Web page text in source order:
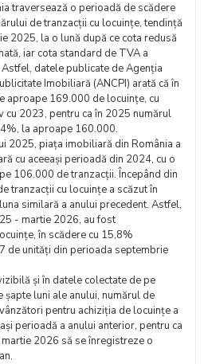
traversează o perioadă de scădere
de tranzacții cu locuințe, tendință
2025, la o lună după ce cota redusă
iar cota standard de TVA a
datele publicate de Agenția
Imobiliară (ANCPI) arată că în
aproape 169.000 de locuințe, cu
cu 2023, pentru ca în 2025 numărul
la aproape 160.000.
2025, piața imobiliară din România a
cu aceeași perioadă din 2024, cu o
106.000 de tranzacții. Începând din
tranzacții cu locuințe a scăzut în
similară a anului precedent. Astfel,
- martie 2026, au fost
în scădere cu 15,8%
de unități din perioada septembrie
și în datele colectate de pe
șapte luni ale anului, numărul de
pentru achiziția de locuințe a
perioadă a anului anterior, pentru ca
2026 să se înregistreze o